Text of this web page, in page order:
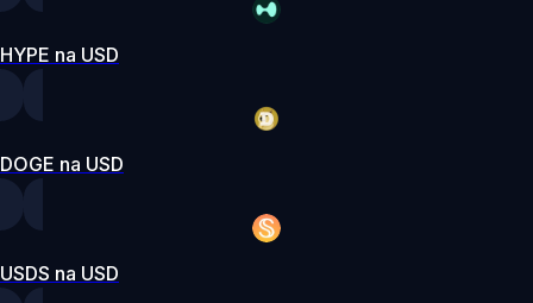
HYPE na USD
DOGE na USD
USDS na USD